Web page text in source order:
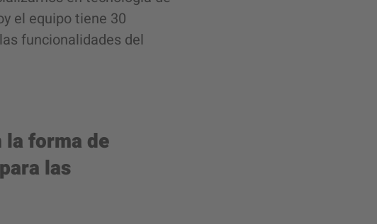
el equipo tiene 30
funcionalidades del
la forma de
las